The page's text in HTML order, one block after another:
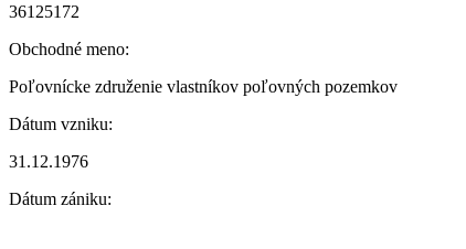
36125172
Obchodné meno:
Poľovnícke združenie vlastníkov poľovných pozemkov
Dátum vzniku:
31.12.1976
Dátum zániku: